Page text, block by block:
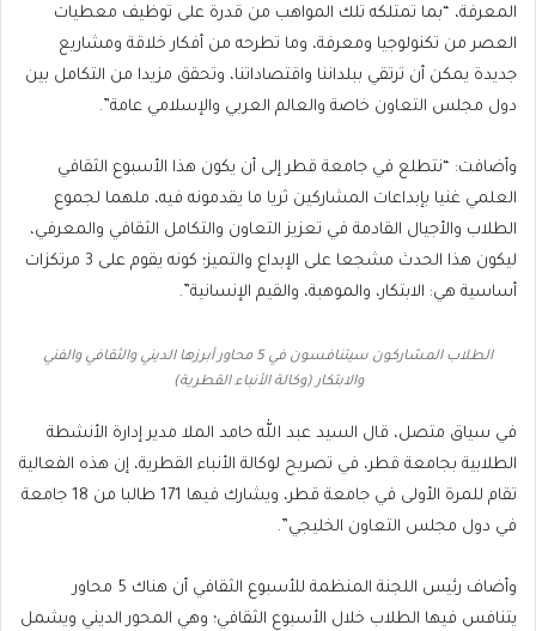
المعرفة، “بما تمتلكه تلك المواهب من قدرة على توظيف معطيات
العصر من تكنولوجيا ومعرفة، وما تطرحه من أفكار خلاقة ومشاريع
جديدة يمكن أن ترتقي ببلداننا واقتصاداتنا، وتحقق مزيدا من التكامل بين
دول مجلس التعاون خاصة والعالم العربي والإسلامي عامة”.
وأضافت: “نتطلع في جامعة قطر إلى أن يكون هذا الأسبوع الثقافي
العلمي غنيا بإبداعات المشاركين ثريا ما يقدمونه فيه، ملهما لجموع
الطلاب والأجيال القادمة في تعزيز التعاون والتكامل الثقافي والمعرفي،
ليكون هذا الحدث مشجعا على الإبداع والتميز؛ كونه يقوم على 3 مرتكزات
أساسية هي: الابتكار، والموهبة، والقيم الإنسانية”.
الطلاب المشاركون سيتنافسون في 5 محاور أبرزها الديني والثقافي والفني
والابتكار (وكالة الأنباء القطرية)
في سياق متصل، قال السيد عبد الله حامد الملا مدير إدارة الأنشطة
الطلابية بجامعة قطر، في تصريح لوكالة الأنباء القطرية، إن هذه الفعالية
تقام للمرة الأولى في جامعة قطر، ويشارك فيها 171 طالبا من 18 جامعة
في دول مجلس التعاون الخليجي”.
وأضاف رئيس اللجنة المنظمة للأسبوع الثقافي أن هناك 5 محاور
يتنافس فيها الطلاب خلال الأسبوع الثقافي؛ وهي المحور الديني ويشمل